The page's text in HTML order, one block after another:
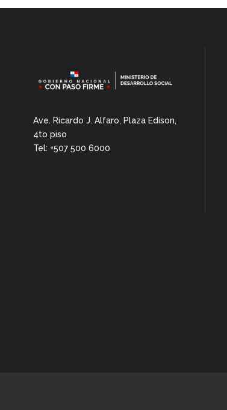
Ave. Ricardo J. Alfaro, Plaza Edison,
4to piso
Tel: +507 500 6000